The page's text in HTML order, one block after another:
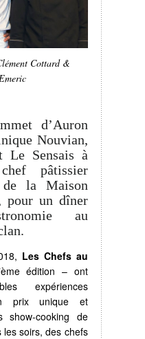
Cottard &
d’Auron
Nouvian,
Le Sensais à
pâtissier
de la Maison
pour un dîner
au
Les Chefs au
édition – ont
expériences
prix unique et
show-cooking de
soirs, des chefs